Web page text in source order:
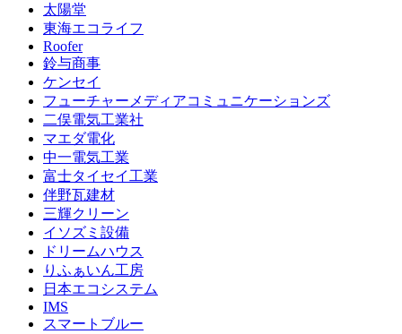
太陽堂
東海エコライフ
Roofer
鈴与商事
ケンセイ
フューチャーメディアコミュニケーションズ
二俣電気工業社
マエダ電化
中一電気工業
富士タイセイ工業
伴野瓦建材
三輝クリーン
イソズミ設備
ドリームハウス
りふぁいん工房
日本エコシステム
IMS
スマートブルー